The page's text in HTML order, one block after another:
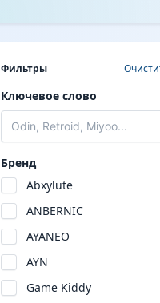
Фильтры
Ключевое слово
Бренд
Abxylute
ANBERNIC
AYANEO
AYN
Game Kiddy